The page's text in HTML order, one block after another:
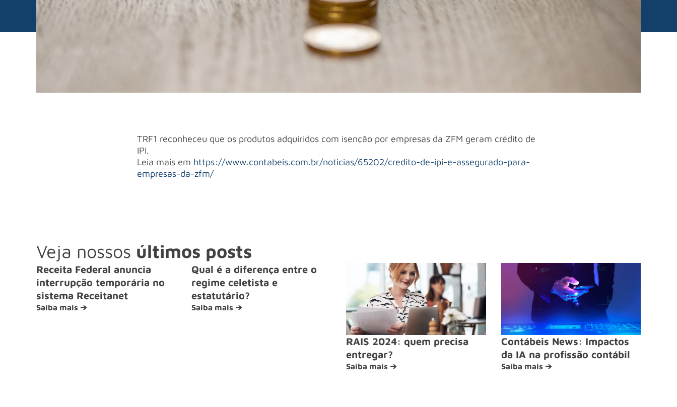
TRF1 reconheceu que os produtos adquiridos com isenção por empresas da ZFM geram crédito de
IPI.
Leia mais em https://www.contabeis.com.br/noticias/65202/credito-de-ipi-e-assegurado-para-
empresas-da-zfm/
Veja nossos últimos posts
Receita Federal anuncia
interrupção temporária no
sistema Receitanet
Saiba mais ➔
Qual é a diferença entre o
regime celetista e
estatutário?
Saiba mais ➔
RAIS 2024: quem precisa
entregar?
Saiba mais ➔
Contábeis News: Impactos
da IA na profissão contábil
Saiba mais ➔